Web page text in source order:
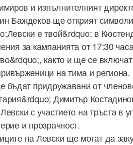
и изпълнителният
Баждеков ще открият
е твой&rdquo; в
за кампанията от 17:30
както и ще се
на тима и
бъдат придружавани от
Димитър
с участието на тръста в
и прозрачност.
на Левски ще могат да